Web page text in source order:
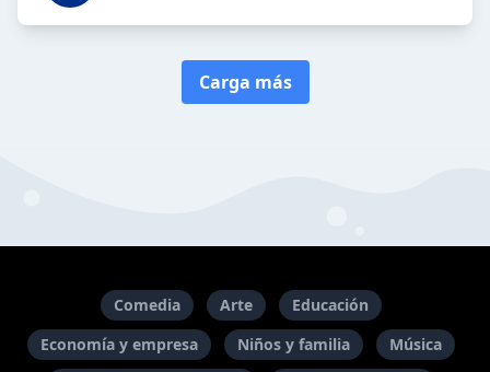
Carga más
Comedia Arte
Educación
Economía y empresa
Niños y familia
Música